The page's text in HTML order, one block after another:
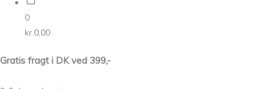
0
kr. 0,00
Gratis fragt i DK ved 399,-